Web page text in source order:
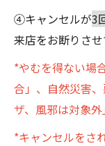
④キャンセルが3
来店をお断りさせ
*やむを得ない場
合」、自然災害
ザ、風邪は対象外
*キャンセルをさ